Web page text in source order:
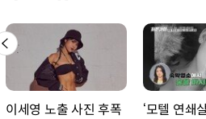
이세영 노출 사진 후폭
‘모텔 연쇄